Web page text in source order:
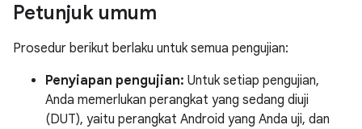
Petunjuk umum
Prosedur berikut berlaku untuk semua pengujian:
Penyiapan pengujian: Untuk setiap pengujian,
Anda memerlukan perangkat yang sedang diuji
(DUT), yaitu perangkat Android yang Anda uji, dan